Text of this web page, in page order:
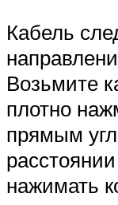
Кабель
Возьмите
плотно
прямым
нажимать